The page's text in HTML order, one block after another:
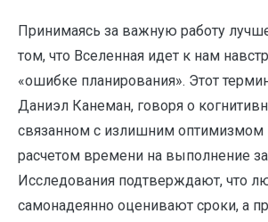
Принимаясь за важную работу
том, что Вселенная идет к нам
«ошибке планирования». Этот
Даниэл Канеман, говоря о
связанном с излишним
расчетом времени на выполнение
Исследования подтверждают, что
самонадеянно оценивают сроки, а